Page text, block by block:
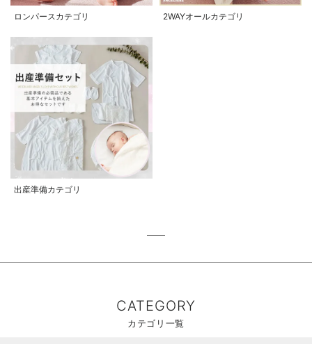
ロンパースカテゴリ 2WAYオールカテゴリ
出産準備カテゴリ
CATEGORY
カテゴリ一覧